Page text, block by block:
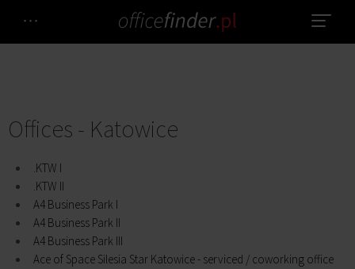
Offices - Katowice
.KTW I
.KTW II
A4 Business Park I
A4 Business Park II
A4 Business Park III
Ace of Space Silesia Star Katowice - serviced / coworking office